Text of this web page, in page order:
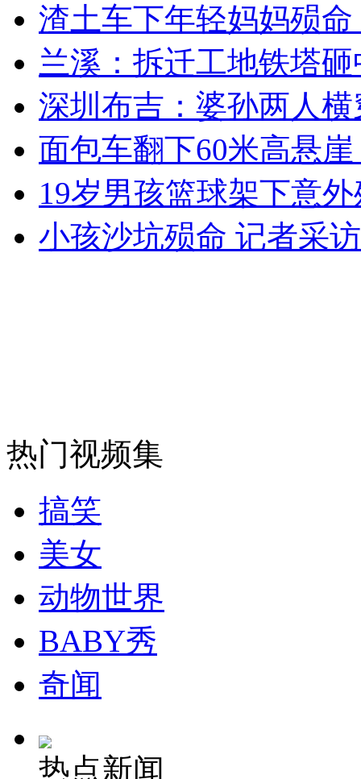
女孩北京地铁殴打老人 痛下狠手拳打脚踢
无痛分娩是否安全 医生回应
外交部：反对强权政治霸凌主义
外交部：有关国家言论片面不公正
纽约上演“枕头大战”
司机酒驾遇交警 急速倒车逃窜
渣土车下年轻妈妈殒
兰溪：拆迁工地铁塔
深圳布吉：婆孙两人
面包车翻下60米高悬
19岁男孩篮球架下意
小孩沙坑殒命 记者采
热门视频集
搞笑
美女
动物世界
BABY秀
奇闻
热点新闻